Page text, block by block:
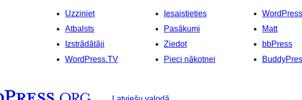
Uzziniet
Atbalsts
Izstrādātāji
WordPress.TV
Iesaistieties
Pasākumi
Ziedot
Pieci nākotnei
Matt
bbPress